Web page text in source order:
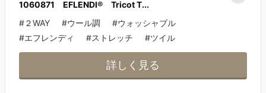
1060871 EFLENDI® Tricot T...
#２WAY
#ウール調
#ウォッシャブル
#エフレンディ
#ストレッチ #ツイル
詳しく見る